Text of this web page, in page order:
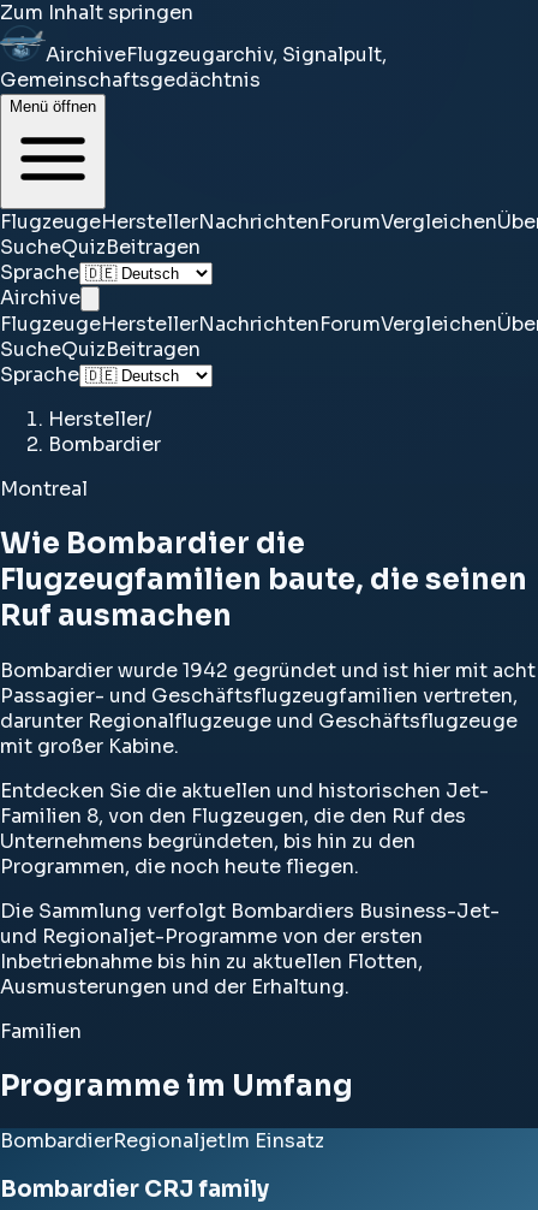
Zum Inhalt springen
AirchiveFlugzeugarchiv, Signalpult,
Gemeinschaftsgedächtnis
Menü öffnen
FlugzeugeHerstellerNachrichtenForumVergleichen
SucheQuizBeitragen
Sprache
Airchive
FlugzeugeHerstellerNachrichtenForumVergleichen
SucheQuizBeitragen
Sprache
Hersteller/
Bombardier
Montreal
Wie Bombardier die
Flugzeugfamilien baute, die seinen
Ruf ausmachen
Bombardier wurde 1942 gegründet und ist hier mit acht
Passagier- und Geschäftsflugzeugfamilien vertreten,
darunter Regionalflugzeuge und Geschäftsflugzeuge
mit großer Kabine.
Entdecken Sie die aktuellen und historischen Jet-
Familien 8, von den Flugzeugen, die den Ruf des
Unternehmens begründeten, bis hin zu den
Programmen, die noch heute fliegen.
Die Sammlung verfolgt Bombardiers Business-Jet-
und Regionaljet-Programme von der ersten
Inbetriebnahme bis hin zu aktuellen Flotten,
Ausmusterungen und der Erhaltung.
Familien
Programme im Umfang
BombardierRegionaljetIm Einsatz
Bombardier CRJ family